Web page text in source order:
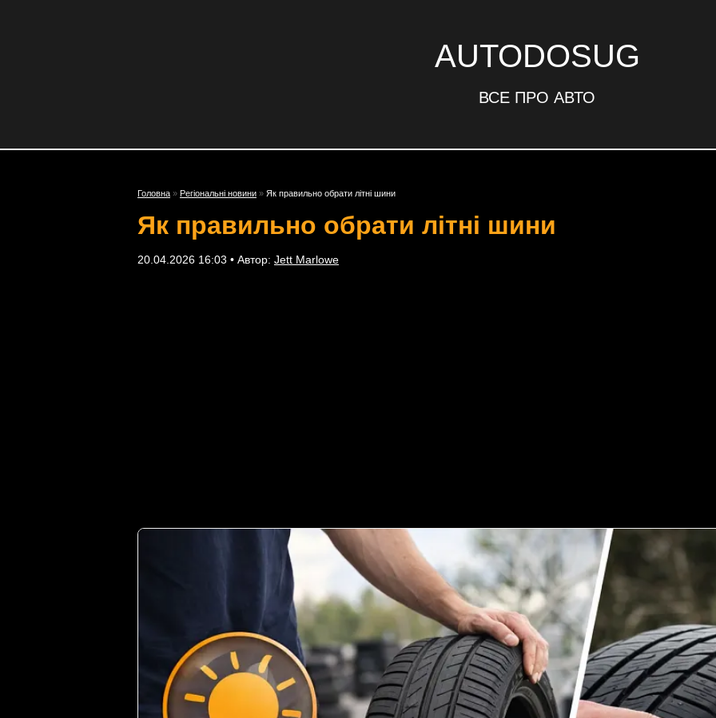
AUTODOSUG
ВСЕ ПРО АВТО
Головна » Регіональні новини » Як правильно обрати літні шини
Як правильно обрати літні шини
20.04.2026 16:03 • Автор: Jett Marlowe